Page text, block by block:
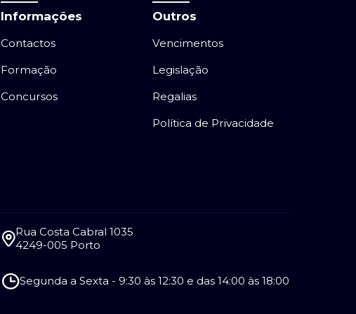
Informações
Contactos
Formação
Concursos
Outros
Vencimentos
Legislação
Regalias
Política de Privacidade
Rua Costa Cabral 1035
4249-005 Porto
Segunda a Sexta - 9:30 às 12:30 e das 14:00 às 18:00